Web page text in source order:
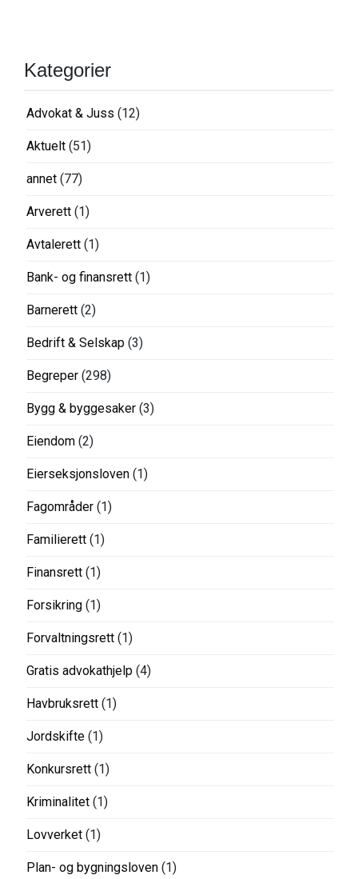
Kategorier
Advokat & Juss (12)
Aktuelt (51)
annet (77)
Arverett (1)
Avtalerett (1)
Bank- og finansrett (1)
Barnerett (2)
Bedrift & Selskap (3)
Begreper (298)
Bygg & byggesaker (3)
Eiendom (2)
Eierseksjonsloven (1)
Fagområder (1)
Familierett (1)
Finansrett (1)
Forsikring (1)
Forvaltningsrett (1)
Gratis advokathjelp (4)
Havbruksrett (1)
Jordskifte (1)
Konkursrett (1)
Kriminalitet (1)
Lovverket (1)
Plan- og bygningsloven (1)